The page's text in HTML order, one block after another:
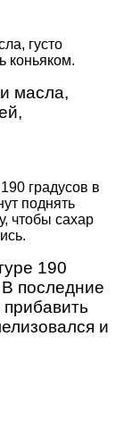
масла,
190
В последние
и